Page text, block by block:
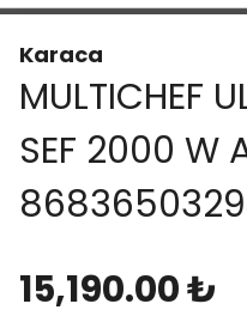
Karaca
MULTICHEF
SEF 2000 W
15,190.00 ₺